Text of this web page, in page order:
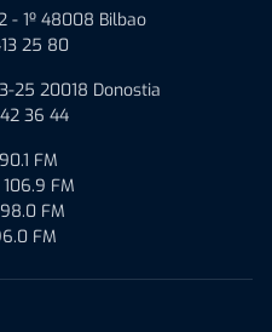
- 1º 48008 Bilbao
25 80
25 20018 Donostia
36 44
90.1 FM
106.9 FM
98.0 FM
FM